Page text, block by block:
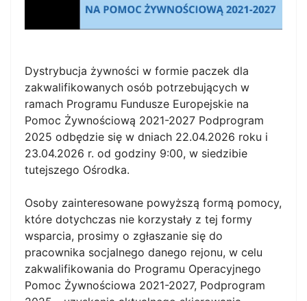
Dystrybucja żywności w formie paczek dla
zakwalifikowanych osób potrzebujących w
ramach Programu Fundusze Europejskie na
Pomoc Żywnościową 2021-2027 Podprogram
2025 odbędzie się w dniach 22.04.2026 roku i
23.04.2026 r. od godziny 9:00, w siedzibie
tutejszego Ośrodka.
Osoby zainteresowane powyższą formą pomocy,
które dotychczas nie korzystały z tej formy
wsparcia, prosimy o zgłaszanie się do
pracownika socjalnego danego rejonu, w celu
zakwalifikowania do Programu Operacyjnego
Pomoc Żywnościowa 2021-2027, Podprogram